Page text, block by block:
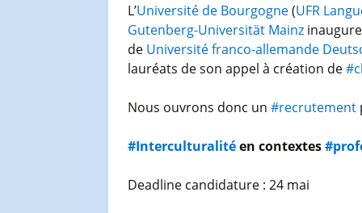
L’Université de Bourgogne(UFR
Gutenberg-Universität Mainz
de Université franco-allemande
lauréats de son appel à création de
Nous ouvrons donc un #recrutement
#Interculturalitéen contextes
Deadline candidature : 24 mai